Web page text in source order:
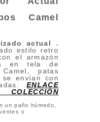
Camel
actual .
estilo retro
el armazón
en tela de
patas
envían con
ENLACE
un paño húmedo,
o